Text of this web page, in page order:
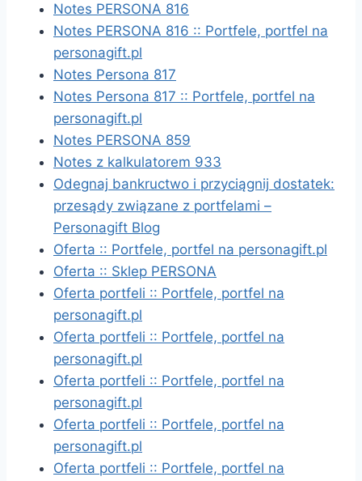
Notes PERSONA 816
Notes PERSONA 816 :: Portfele, portfel na
personagift.pl
Notes Persona 817
Notes Persona 817 :: Portfele, portfel na
personagift.pl
Notes PERSONA 859
Notes z kalkulatorem 933
Odegnaj bankructwo i przyciągnij dostatek:
przesądy związane z portfelami –
Personagift Blog
Oferta :: Portfele, portfel na personagift.pl
Oferta :: Sklep PERSONA
Oferta portfeli :: Portfele, portfel na
personagift.pl
Oferta portfeli :: Portfele, portfel na
personagift.pl
Oferta portfeli :: Portfele, portfel na
personagift.pl
Oferta portfeli :: Portfele, portfel na
personagift.pl
Oferta portfeli :: Portfele, portfel na